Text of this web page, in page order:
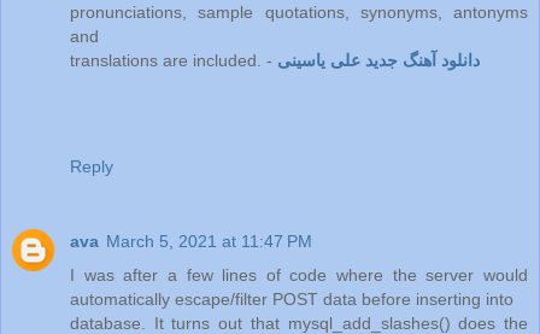
pronunciations, sample quotations, synonyms, antonyms
and
translations are included. - دانلود آهنگ جدید علی یاسینی
Reply
ava March 5, 2021 at 11:47 PM
I was after a few lines of code where the server would
automatically escape/filter POST data before inserting into
database. It turns out that mysql_add_slashes() does the